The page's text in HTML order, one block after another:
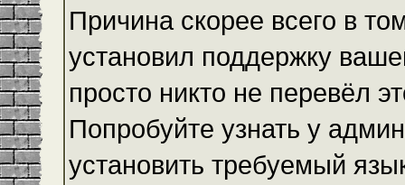
Причина скорее всего в
установил поддержку
просто никто не перевёл
Попробуйте узнать у
установить требуемый